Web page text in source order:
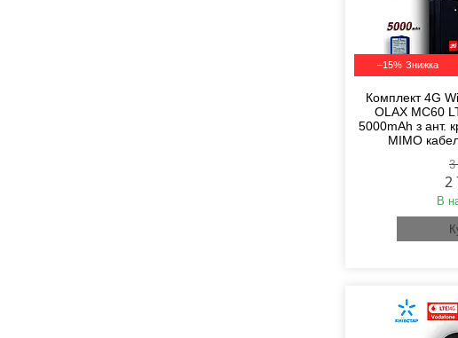
–15%
Комплект 4G
OLAX MC60
5000mAh з ант.
MIMO
3
2
В